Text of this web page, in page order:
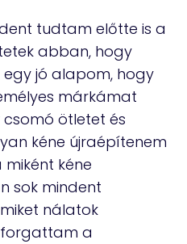
tudtam előtte is a
abban, hogy
jó alapom, hogy
márkámat
ötletet és
kéne újraépítenem
kéne
sok mindent
nálatok
a